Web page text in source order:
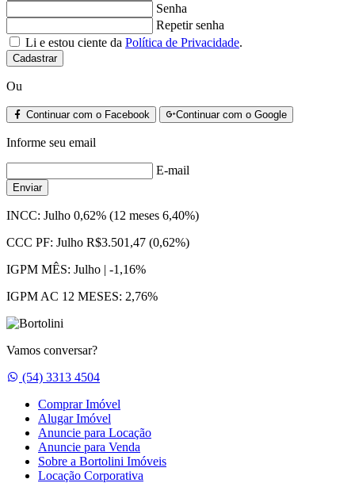
Senha
Repetir senha
Li e estou ciente da Política de Privacidade.
Cadastrar
Ou
Continuar com o Facebook Continuar com o Google
Informe seu email
E-mail
Enviar
INCC: Julho 0,62% (12 meses 6,40%)
CCC PF: Julho R$3.501,47 (0,62%)
IGPM MÊS: Julho | -1,16%
IGPM AC 12 MESES: 2,76%
Vamos conversar?
Whatsapp
(54) 3313 4504
Comprar Imóvel
Alugar Imóvel
Anuncie para Locação
Anuncie para Venda
Sobre a Bortolini Imóveis
Locação Corporativa